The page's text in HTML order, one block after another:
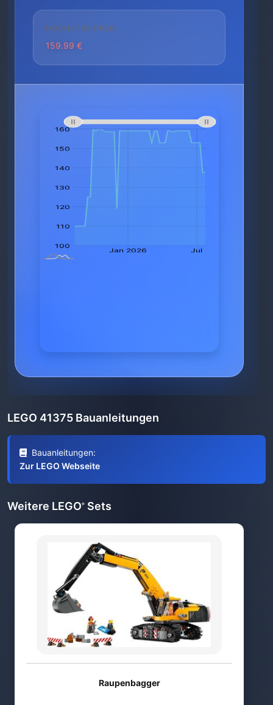
HÖCHSTER PREIS
159.99 €
LEGO 41375 Bauanleitungen
Bauanleitungen:
Zur LEGO Webseite
Weitere LEGO® Sets
Raupenbagger